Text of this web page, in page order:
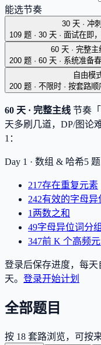
能选节奏
30 天 · 冲刺
109 题 · 30 天 · 面试在即
60 天 · 完整主
200 题 · 60 天 · 系统准备
自由模
200 题 · 不限时 · 按套路顺
60 天 · 完整主线 节奏
天多刷几道，DP/图论
1：
Day 1 · 数组 & 哈希5 题
217存在重复元素
242有效的字母异
1 两数之和
49字母异位词分组
347前 K 个高频
登录后保存进度，每
天。 登录开始计划
全部题目
按 18 套路浏览，可按